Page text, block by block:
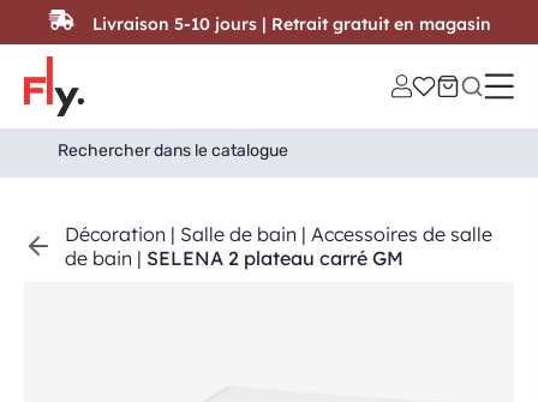
Passer au contenu
Search
for:
Search Button
Décoration | Salle de bain | Accessoires de salle
de bain | SELENA 2 plateau carré GM
Livraison 5-10 jours | Retrait gratuit en magasin